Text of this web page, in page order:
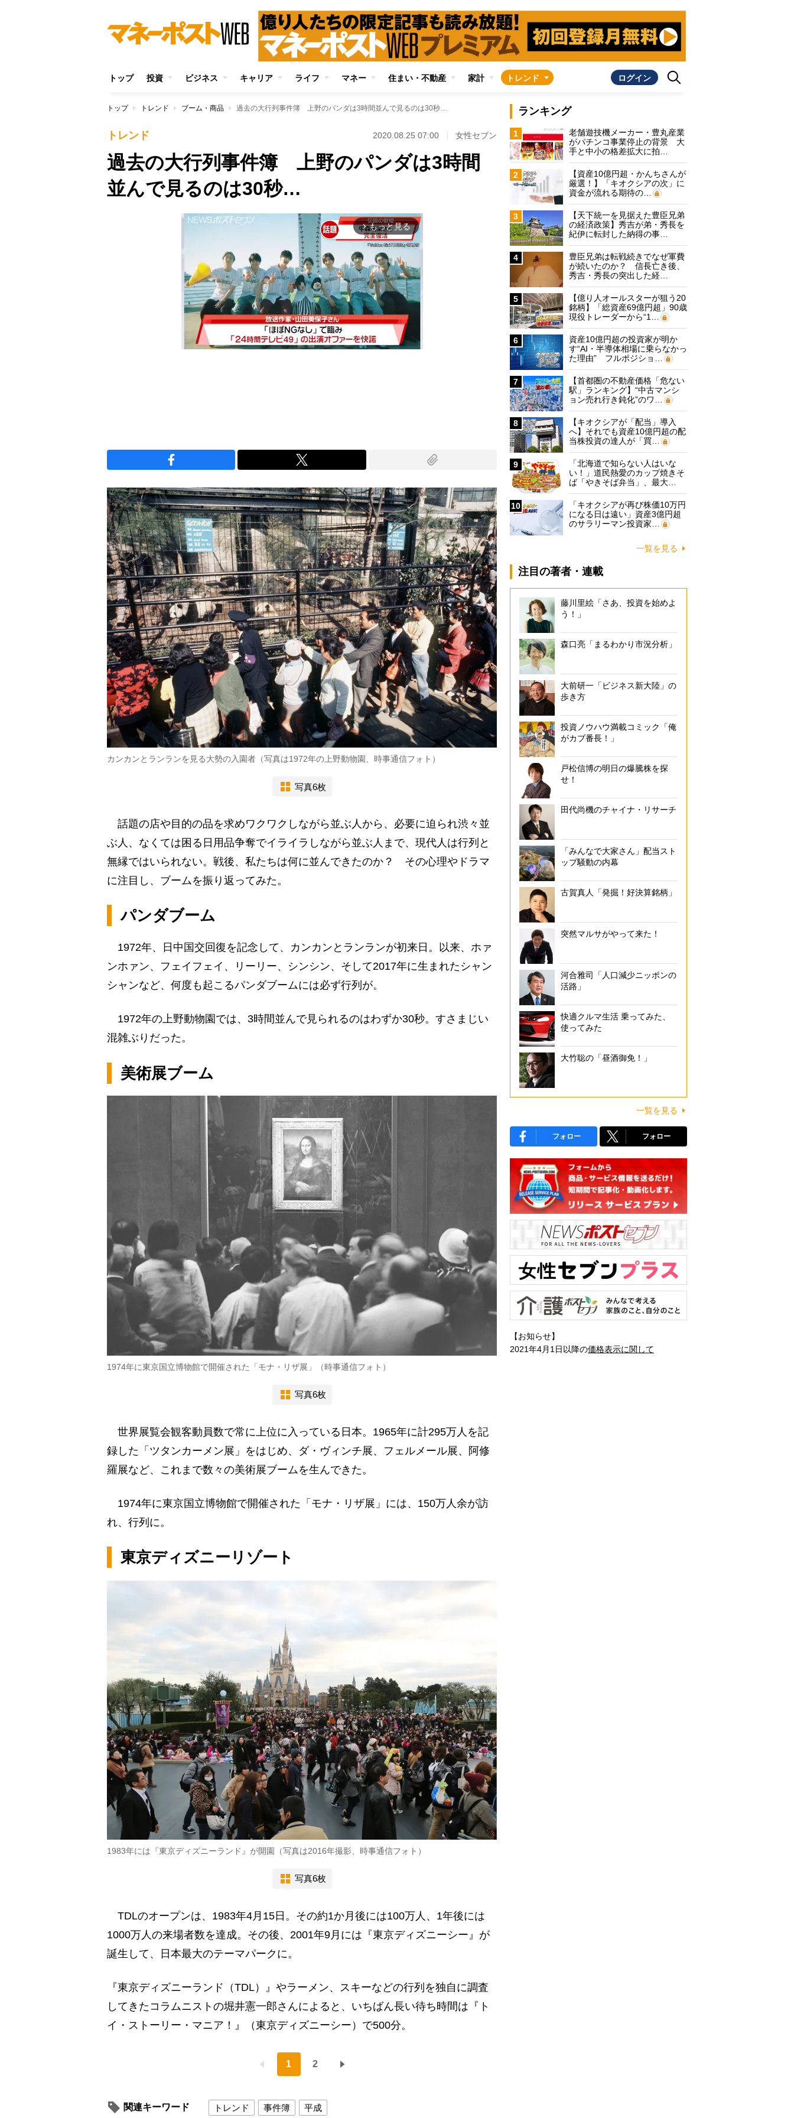
トップ 投資 ビジネス キャリア ライフ マネー 住まい・不動産 家計 トレンド ログイン
トップ トレンド ブーム・商品 過去の大行列事件簿 上野のパンダは3時間並んで見るのは30秒…
トレンド 2020.08.25 07:00 女性セブン
過去の大行列事件簿 上野のパンダは3時間
並んで見るのは30秒…
arrow_forward_ios もっと見る
カンカンとランランを見る大勢の入園者（写真は1972年の上野動物園、時事通信フォト）
写真6枚
話題の店や目的の品を求めワクワクしながら並ぶ人から、必要に迫られ渋々並
ぶ人、なくては困る日用品争奪でイライラしながら並ぶ人まで、現代人は行列と
無縁ではいられない。戦後、私たちは何に並んできたのか？ その心理やドラマ
に注目し、ブームを振り返ってみた。
パンダブーム
1972年、日中国交回復を記念して、カンカンとランランが初来日。以来、ホァ
ンホァン、フェイフェイ、リーリー、シンシン、そして2017年に生まれたシャン
シャンなど、何度も起こるパンダブームには必ず行列が。
1972年の上野動物園では、3時間並んで見られるのはわずか30秒。すさまじい
混雑ぶりだった。
美術展ブーム
1974年に東京国立博物館で開催された「モナ・リザ展」（時事通信フォト）
写真6枚
世界展覧会観客動員数で常に上位に入っている日本。1965年に計295万人を記
録した「ツタンカーメン展」をはじめ、ダ・ヴィンチ展、フェルメール展、阿修
羅展など、これまで数々の美術展ブームを生んできた。
1974年に東京国立博物館で開催された「モナ・リザ展」には、150万人余が訪
れ、行列に。
東京ディズニーリゾート
1983年には『東京ディズニーランド』が開園（写真は2016年撮影、時事通信フォト）
写真6枚
TDLのオープンは、1983年4月15日。その約1か月後には100万人、1年後には
1000万人の来場者数を達成。その後、2001年9月には『東京ディズニーシー』が
誕生して、日本最大のテーマパークに。
『東京ディズニーランド（TDL）』やラーメン、スキーなどの行列を独自に調査
してきたコラムニストの堀井憲一郎さんによると、いちばん長い待ち時間は『ト
イ・ストーリー・マニア！』（東京ディズニーシー）で500分。
1 2
関連キーワード トレンド 事件簿 平成
ランキング
1
老舗遊技機メーカー・豊丸産業
がパチンコ事業停止の背景 大
手と中小の格差拡大に拍…
2
【資産10億円超・かんちさんが
厳選！】「キオクシアの次」に
資金が流れる期待の…
3
【天下統一を見据えた豊臣兄弟
の経済政策】秀吉が弟・秀長を
紀伊に転封した納得の事…
4
豊臣兄弟は転戦続きでなぜ軍費
が続いたのか？ 信長亡き後、
秀吉・秀長の突出した経…
5
【億り人オールスターが狙う20
銘柄】「総資産69億円超」90歳
現役トレーダーから“1…
6
資産10億円超の投資家が明か
す“AI・半導体相場に乗らなかっ
た理由” フルポジショ…
7
【首都圏の不動産価格「危ない
駅」ランキング】“中古マンシ
ョン売れ行き鈍化”のワ…
8
【キオクシアが「配当」導入
へ】それでも資産10億円超の配
当株投資の達人が「買…
9
「北海道で知らない人はいな
い！」道民熱愛のカップ焼きそ
ば「やきそば弁当」、最大…
10
「キオクシアが再び株価10万円
になる日は遠い」資産3億円超
のサラリーマン投資家…
一覧を見る
注目の著者・連載
藤川里絵「さあ、投資を始めよ
う！」
森口亮「まるわかり市況分析」
大前研一「ビジネス新大陸」の
歩き方
投資ノウハウ満載コミック「俺
がカブ番長！」
戸松信博の明日の爆騰株を探
せ！
田代尚機のチャイナ・リサーチ
「みんなで大家さん」配当スト
ップ騒動の内幕
古賀真人「発掘！好決算銘柄」
突然マルサがやって来た！
河合雅司「人口減少ニッポンの
活路」
快適クルマ生活 乗ってみた、
使ってみた
大竹聡の「昼酒御免！」
一覧を見る
フォロー フォロー
【お知らせ】
2021年4月1日以降の価格表示に関して